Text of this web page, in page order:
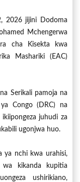
2026 jijini Dodoma
Mchengerwa
cha Kisekta kwa
Mashariki (EAC)
Serikali pamoja na
Congo (DRC) na
juhudi za
ugonjwa huo.
ya nchi kwa urahisi,
kikanda kupitia
ushirikiano,